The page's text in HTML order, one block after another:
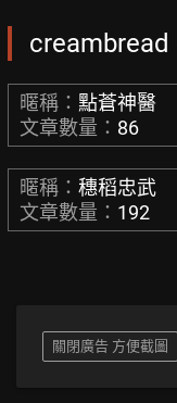
creambread
暱稱： 點蒼神醫
文章數量： 86
暱稱： 穗稻忠武
文章數量： 192
關閉廣告 方便截圖